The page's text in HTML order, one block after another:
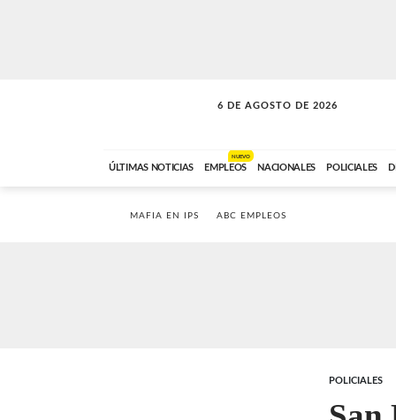
6 DE AGOSTO DE 2026
SOLO MÚSICA
ÚLTIMAS NOTICIAS EMPLEOS
NUEVO
NACIONALES POLICIALES
MAFIA EN IPS ABC EMPLEOS
POLICIALES